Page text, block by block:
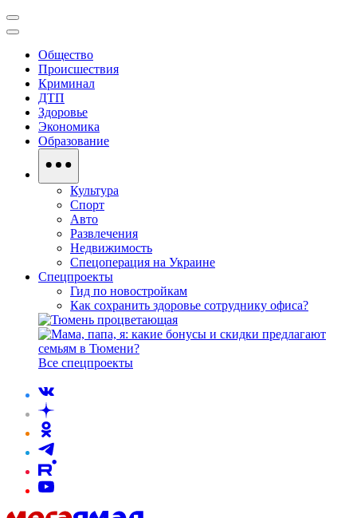
Общество
Происшествия
Криминал
ДТП
Здоровье
Экономика
Образование
Культура
Спорт
Авто
Развлечения
Недвижимость
Спецоперация на Украине
Спецпроекты
Гид по новостройкам
Как сохранить здоровье сотруднику офиса?
Все спецпроекты